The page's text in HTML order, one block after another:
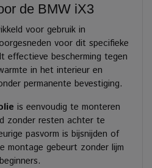
de BMW iX3
voor gebruik in
voor dit specifieke
effectieve bescherming tegen
in het interieur en
permanente bevestiging.
is eenvoudig te monteren
zonder resten achter te
pasvorm is bijsnijden of
montage gebeurt zonder lijm